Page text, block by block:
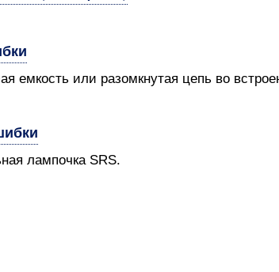
емкость или разомкнутая цепь во
лампочка SRS.